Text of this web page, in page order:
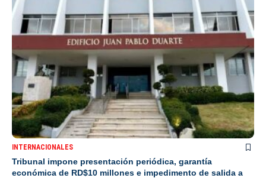
INTERNACIONALES
Tribunal impone presentación periódica, garantía
económica de RD$10 millones e impedimento de salida a